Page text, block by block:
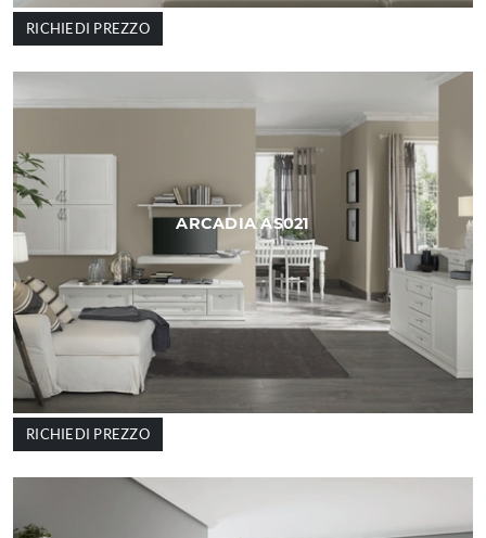
RICHIEDI PREZZO
ARCADIA AS021
RICHIEDI PREZZO